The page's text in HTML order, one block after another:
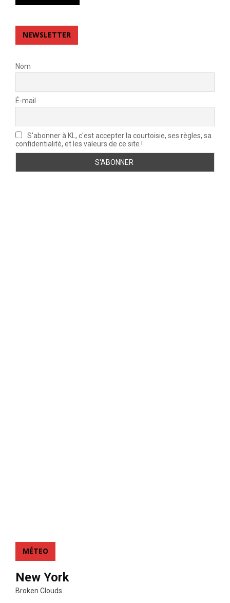
NEWSLETTER
Nom
É-mail
S'abonner à KL, c'est accepter la courtoisie, ses règles, sa
confidentialité, et les valeurs de ce site !
MÉTEO
New York
Broken Clouds